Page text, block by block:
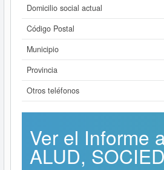
Domicilio social actual
Código Postal
Municipio
Provincia
Otros teléfonos
Ver el Informe
ALUD,